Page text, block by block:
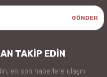
GÖNDER
TAKİP EDİN
en son haberlere ulaşın